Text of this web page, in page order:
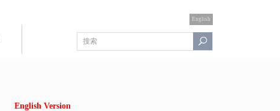
English
English Version